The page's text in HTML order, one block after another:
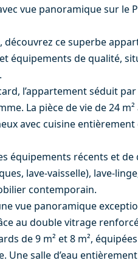
vue panoramique sur le
découvrez ce superbe
équipements de qualité,
l’appartement séduit
La pièce de vie de 24 m²
avec cuisine entièrement
équipements récents et de
lave-vaisselle), lave-
contemporain.
vue panoramique
au double vitrage
de 9 m² et 8 m²,
salle d’eau